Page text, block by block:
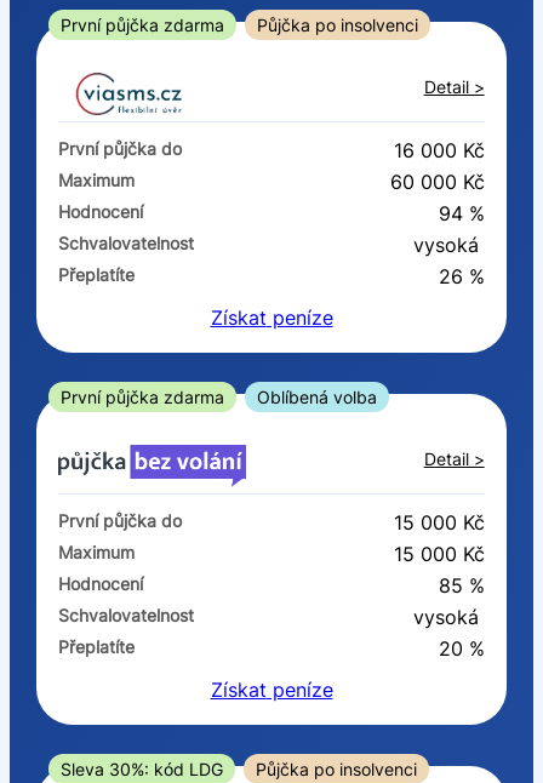
Od
První půjčka zdarma
–
ano
Ve zkušebce
ano
ne
V exekuci
ano
ne
Po insolvenci
V hotovosti
ano
První půjčka zdarma Půjčka po insolvenci
Detail >
První půjčka do 16 000 Kč
Maximum 60 000 Kč
Hodnocení 94 %
Schvalovatelnost vysoká
Přeplatíte
26 %
Získat peníze
První půjčka zdarma Oblíbená volba
Detail >
První půjčka do 15 000 Kč
Maximum 15 000 Kč
Hodnocení 85 %
Schvalovatelnost vysoká
Přeplatíte
20 %
Získat peníze
Sleva 30%: kód LDG Půjčka po insolvenci